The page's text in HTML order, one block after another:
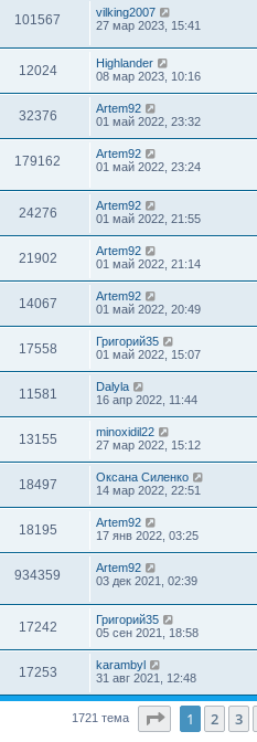
101567
vilking2007
27 мар 2023, 15:41
12024
Highlander
08 мар 2023, 10:16
32376
Artem92
01 май 2022, 23:32
179162
Artem92
01 май 2022, 23:24
24276
Artem92
01 май 2022, 21:55
21902
Artem92
01 май 2022, 21:14
14067
Artem92
01 май 2022, 20:49
17558
Григорий35
01 май 2022, 15:07
11581
Dalyla
16 апр 2022, 11:44
13155
minoxidil22
27 мар 2022, 15:12
18497
Оксана Силенко
14 мар 2022, 22:51
18195
Artem92
17 янв 2022, 03:25
934359
Artem92
03 дек 2021, 02:39
17242
Григорий35
05 сен 2021, 18:58
17253
karambyl
31 авг 2021, 12:48
1721 тема Страница1
1 2 3